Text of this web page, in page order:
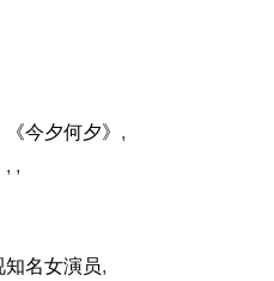
今夕何夕》 ,
, ,
知名女演员,